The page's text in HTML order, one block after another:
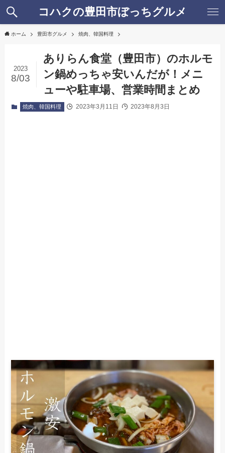
コハクの豊田市ぼっちグルメ
ホーム 豊田市グルメ 焼肉、韓国料理
ありらん食堂（豊田市）のホルモ
ン鍋めっちゃ安いんだが！メニ
ューや駐車場、営業時間まとめ
2023
8/03
焼肉、韓国料理 2023年3月11日 2023年8月3日